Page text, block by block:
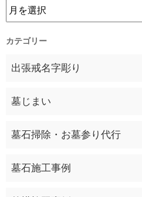
カテゴリー
出張戒名字彫り
墓じまい
墓石掃除・お墓参り代行
墓石施工事例